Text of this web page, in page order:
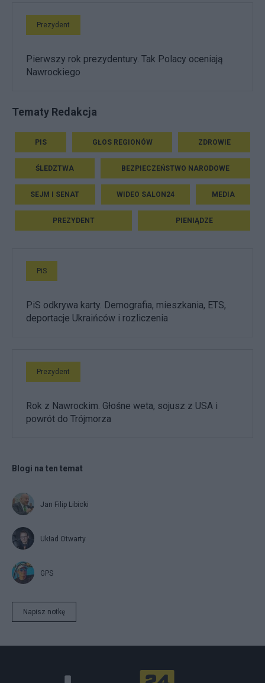
Prezydent
Pierwszy rok prezydentury. Tak Polacy oceniają
Nawrockiego
Tematy Redakcja
PIS GŁOS REGIONÓW ZDROWIE
ŚLEDZTWA BEZPIECZEŃSTWO NARODOWE
SEJM I SENAT WIDEO SALON24 MEDIA
PREZYDENT PIENIĄDZE
PiS
PiS odkrywa karty. Demografia, mieszkania, ETS,
deportacje Ukraińców i rozliczenia
Prezydent
Rok z Nawrockim. Głośne weta, sojusz z USA i
powrót do Trójmorza
Blogi na ten temat
Jan Filip Libicki
Układ Otwarty
GPS
Napisz notkę